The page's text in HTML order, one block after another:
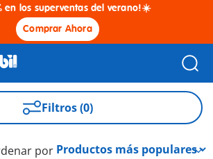
en los superventas del verano!☀️
Comprar Ahora
Filtros (0)
por